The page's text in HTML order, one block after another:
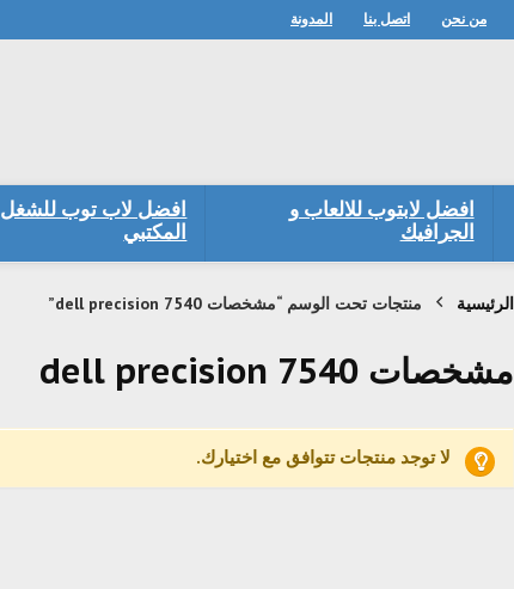
من نحن اتصل بنا المدونة
افضل لابتوب للالعاب و
الجرافيك
افضل لاب توب للشغل
المكتبي
الرئيسية منتجات تحت الوسم “مشخصات dell precision 7540”
مشخصات dell precision 7540
لا توجد منتجات تتوافق مع اختيارك.